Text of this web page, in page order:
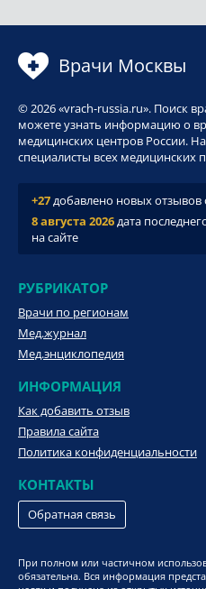
Врачи Москвы
© 2026 «vrach-russia.ru». Поиск
можете узнать информацию о
медицинских центров России.
специалисты всех медицинских
+27добавлено новых отзывов
8 августа 2026дата
на сайте
РУБРИКАТОР
Врачи по регионам
Мед.журнал
Мед.энциклопедия
ИНФОРМАЦИЯ
Как добавить отзыв
Правила сайта
Политика конфиденциальности
КОНТАКТЫ
Обратная связь
При полном или частичном
обязательна. Вся информация